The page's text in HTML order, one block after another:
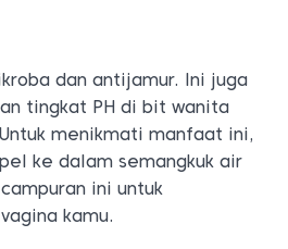
dan antijamur. Ini juga
tingkat PH di bit wanita
menikmati manfaat ini,
ke dalam semangkuk air
ini untuk
kamu.